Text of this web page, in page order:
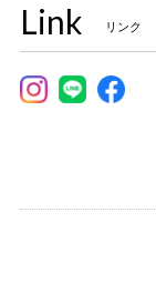
Link リンク